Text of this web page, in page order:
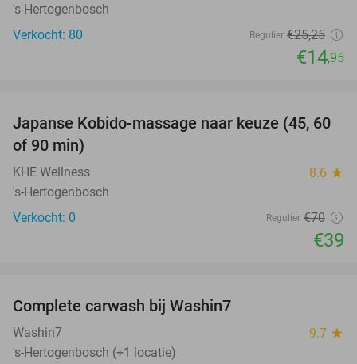
's-Hertogenbosch
Verkocht: 80
Regulier €25,25
€14,95
44%
TODAY
Japanse Kobido-massage naar keuze (45, 60
of 90 min)
KHE Wellness 8.6 star
's-Hertogenbosch
Verkocht: 0
Regulier €70
€39
Complete carwash bij Washin7
Washin7 9.7 star
's-Hertogenbosch (+1 locatie)